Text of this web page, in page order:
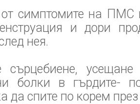
симптомите на ПМС
и дори
нея.
сърцебиене,
болки в гърдите-
да спите по корем